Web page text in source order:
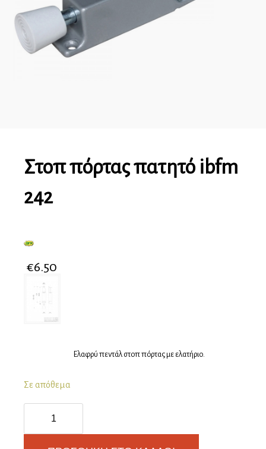
Στοπ πόρτας πατητό ibfm
242
€6.50
Ελαφρύ πεντάλ στοπ πόρτας με ελατήριο.
Σε απόθεμα
πόρτας
πατητό